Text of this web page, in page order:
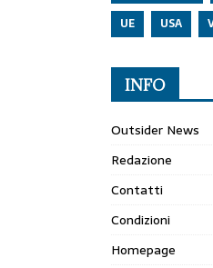
UE
USA
INFO
Outsider News
Redazione
Contatti
Condizioni
Homepage